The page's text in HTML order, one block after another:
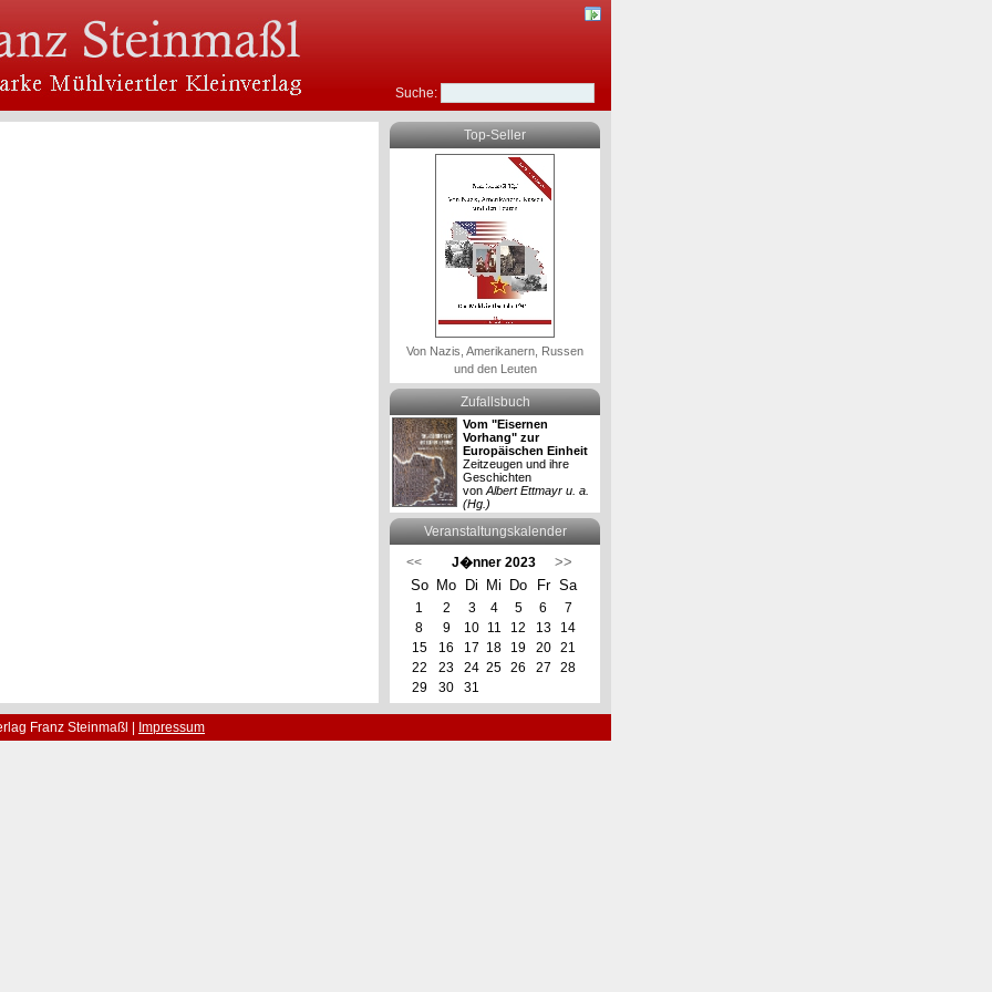
Suche:
Top-Seller
Von Nazis, Amerikanern, Russen
und den Leuten
Zufallsbuch
Vom "Eisernen
Vorhang" zur
Europäischen Einheit
Zeitzeugen und ihre
Geschichten
von Albert Ettmayr u. a.
(Hg.)
Veranstaltungskalender
<<
J�nner 2023
>>
So
Mo Di Mi Do Fr Sa
1 2 3 4 5 6
7
8
9 10 11 12 13
14
15
16 17 18 19 20
21
22
23 24 25 26 27
28
29
30 31
Franz Steinmaßl | Impressum